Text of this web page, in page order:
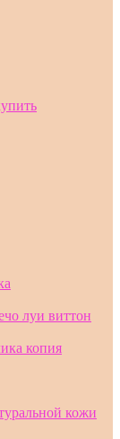
луи виттон
копия
кожи